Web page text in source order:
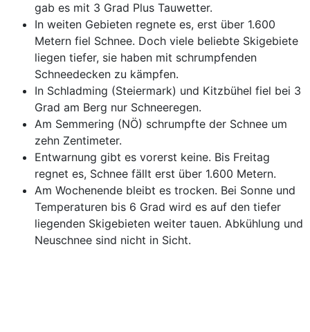
gab es mit 3 Grad Plus Tauwetter.
In weiten Gebieten regnete es, erst über 1.600
Metern fiel Schnee. Doch viele beliebte Skigebiete
liegen tiefer, sie haben mit schrumpfenden
Schneedecken zu kämpfen.
In Schladming (Steiermark) und Kitzbühel fiel bei 3
Grad am Berg nur Schneeregen.
Am Semmering (NÖ) schrumpfte der Schnee um
zehn Zentimeter.
Entwarnung gibt es vorerst keine. Bis Freitag
regnet es, Schnee fällt erst über 1.600 Metern.
Am Wochenende bleibt es trocken. Bei Sonne und
Temperaturen bis 6 Grad wird es auf den tiefer
liegenden Skigebieten weiter tauen. Abkühlung und
Neuschnee sind nicht in Sicht.